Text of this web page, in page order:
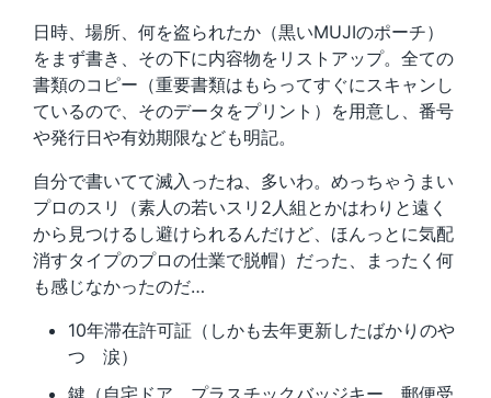
日時、場所、何を盗られたか（黒いMUJIのポーチ）
をまず書き、その下に内容物をリストアップ。全ての
書類のコピー（重要書類はもらってすぐにスキャンし
ているので、そのデータをプリント）を用意し、番号
や発行日や有効期限なども明記。
自分で書いてて滅入ったね、多いわ。めっちゃうまい
プロのスリ（素人の若いスリ2人組とかはわりと遠く
から見つけるし避けられるんだけど、ほんっとに気配
消すタイプのプロの仕業で脱帽）だった、まったく何
も感じなかったのだ…
10年滞在許可証（しかも去年更新したばかりのや
つ 涙）
鍵（自宅ドア、プラスチックバッジキー、郵便受